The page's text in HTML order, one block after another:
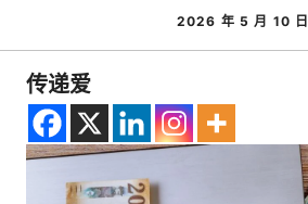
2026 年 5 月 10 日
传递爱